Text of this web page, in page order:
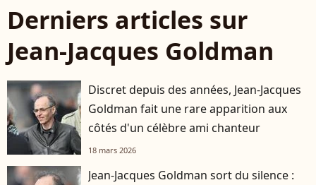
Derniers articles sur
Jean-Jacques Goldman
Discret depuis des années, Jean-Jacques
Goldman fait une rare apparition aux
côtés d'un célèbre ami chanteur
18 mars 2026
Jean-Jacques Goldman sort du silence :